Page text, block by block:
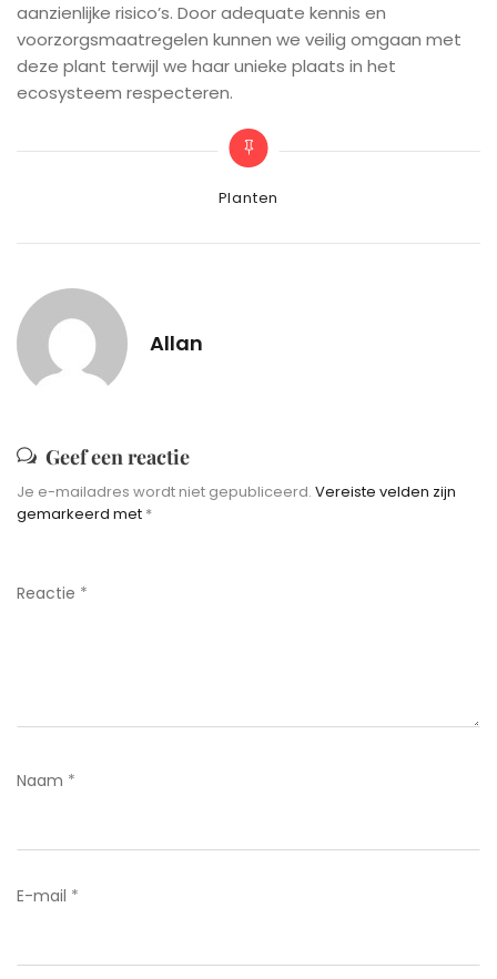
aanzienlijke risico’s. Door adequate kennis en
voorzorgsmaatregelen kunnen we veilig omgaan met
deze plant terwijl we haar unieke plaats in het
ecosysteem respecteren.
Categories
Planten
Allan
Geef een reactie
Je e-mailadres wordt niet gepubliceerd. Vereiste velden zijn
gemarkeerd met *
Reactie *
Naam *
E-mail *